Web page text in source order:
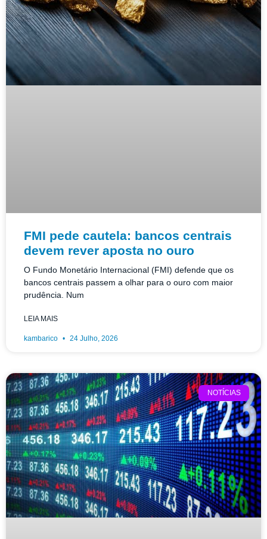
FMI pede cautela: bancos centrais
devem rever aposta no ouro
O Fundo Monetário Internacional (FMI) defende que os
bancos centrais passem a olhar para o ouro com maior
prudência. Num
LEIA MAIS
kambarico 24 Julho, 2026
NOTÍCIAS